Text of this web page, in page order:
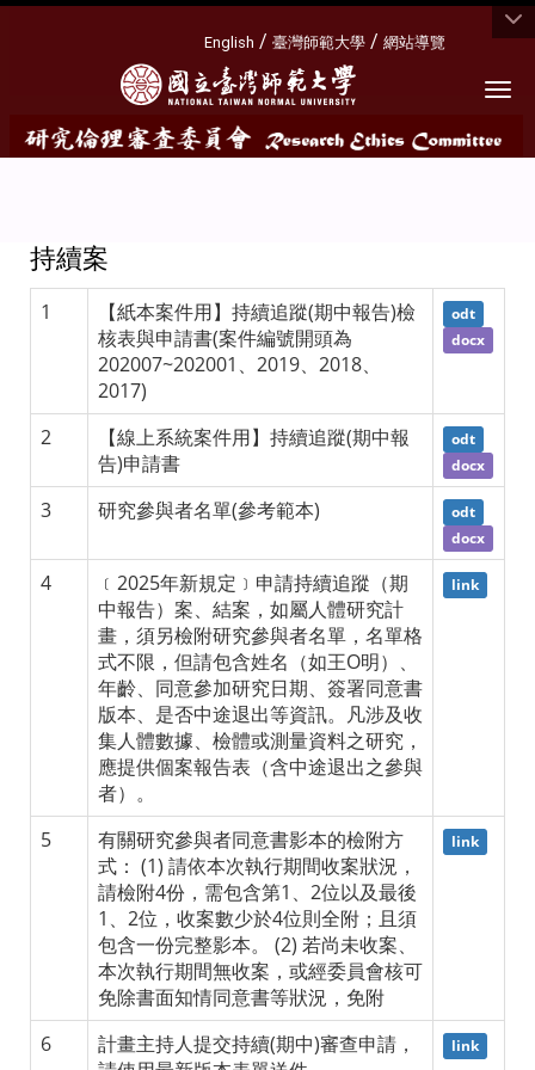
English / 臺灣師範大學 / 網站導覽
持續案
1
【紙本案件用】持續追蹤(期中報告)檢
核表與申請書(案件編號開頭為
202007~202001、2019、2018、
2017)
odt
docx
2
【線上系統案件用】持續追蹤(期中報
告)申請書
odt
docx
3 研究參與者名單(參考範本)
odt
docx
4
﹝2025年新規定﹞申請持續追蹤（期
中報告）案、結案，如屬人體研究計
畫，須另檢附研究參與者名單，名單格
式不限，但請包含姓名（如王O明）、
年齡、同意參加研究日期、簽署同意書
版本、是否中途退出等資訊。凡涉及收
集人體數據、檢體或測量資料之研究，
應提供個案報告表（含中途退出之參與
者）。
link
5
有關研究參與者同意書影本的檢附方
式： (1) 請依本次執行期間收案狀況，
請檢附4份，需包含第1、2位以及最後
1、2位，收案數少於4位則全附；且須
包含一份完整影本。 (2) 若尚未收案、
本次執行期間無收案，或經委員會核可
免除書面知情同意書等狀況，免附
link
6
計畫主持人提交持續(期中)審查申請，
link